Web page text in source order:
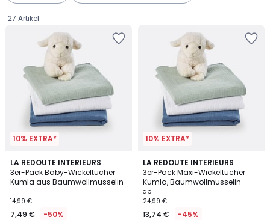
27 Artikel
10% EXTRA*
LA REDOUTE INTERIEURS
3er-Pack Baby-Wickeltücher
Kumla aus Baumwollmusselin
€
Statt
14,99 €
7,49 € -50%
4,4
/ 5
2
Farben
10% EXTRA*
LA REDOUTE INTERIEURS
3er-Pack Maxi-Wickeltücher
Kumla, Baumwollmusselin
ab
24,99 €
13,74 € -45%
4,9
/ 5
2
Farben